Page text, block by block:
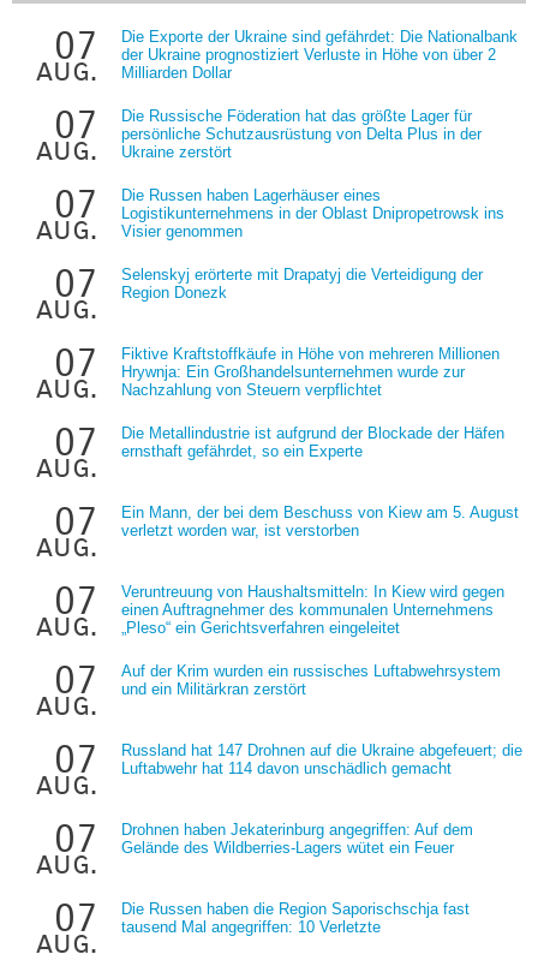
07
aug.
Die Exporte der Ukraine sind gefährdet: Die Nationalbank
der Ukraine prognostiziert Verluste in Höhe von über 2
Milliarden Dollar
07
aug.
Die Russische Föderation hat das größte Lager für
persönliche Schutzausrüstung von Delta Plus in der
Ukraine zerstört
07
aug.
Die Russen haben Lagerhäuser eines
Logistikunternehmens in der Oblast Dnipropetrowsk ins
Visier genommen
07
aug.
Selenskyj erörterte mit Drapatyj die Verteidigung der
Region Donezk
07
aug.
Fiktive Kraftstoffkäufe in Höhe von mehreren Millionen
Hrywnja: Ein Großhandelsunternehmen wurde zur
Nachzahlung von Steuern verpflichtet
07
aug.
Die Metallindustrie ist aufgrund der Blockade der Häfen
ernsthaft gefährdet, so ein Experte
07
aug.
Ein Mann, der bei dem Beschuss von Kiew am 5. August
verletzt worden war, ist verstorben
07
aug.
Veruntreuung von Haushaltsmitteln: In Kiew wird gegen
einen Auftragnehmer des kommunalen Unternehmens
„Pleso“ ein Gerichtsverfahren eingeleitet
07
aug.
Auf der Krim wurden ein russisches Luftabwehrsystem
und ein Militärkran zerstört
07
aug.
Russland hat 147 Drohnen auf die Ukraine abgefeuert; die
Luftabwehr hat 114 davon unschädlich gemacht
07
aug.
Drohnen haben Jekaterinburg angegriffen: Auf dem
Gelände des Wildberries-Lagers wütet ein Feuer
07
aug.
Die Russen haben die Region Saporischschja fast
tausend Mal angegriffen: 10 Verletzte